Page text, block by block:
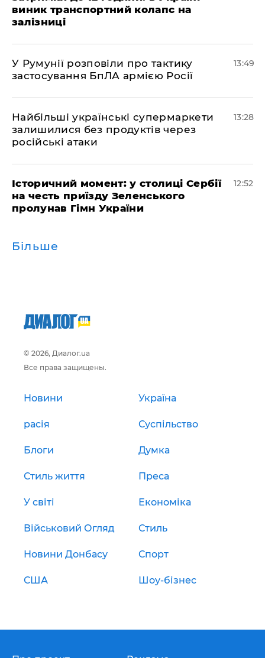
виник транспортний колапс на
залізниці
У Румунії розповіли про тактику
застосування БпЛА армією Росії
13:49
Найбільші українські супермаркети
залишилися без продуктів через
російські атаки
13:28
Історичний момент: у столиці Сербії
на честь приїзду Зеленського
пролунав Гімн України
12:52
Більше
© 2026, Диалог.ua
Все права защищены.
Новини Україна
расія Суспільство
Блоги Думка
Стиль життя Преса
У світі Економіка
Військовий Огляд Стиль
Новини Донбасу Спорт
США Шоу-бізнес